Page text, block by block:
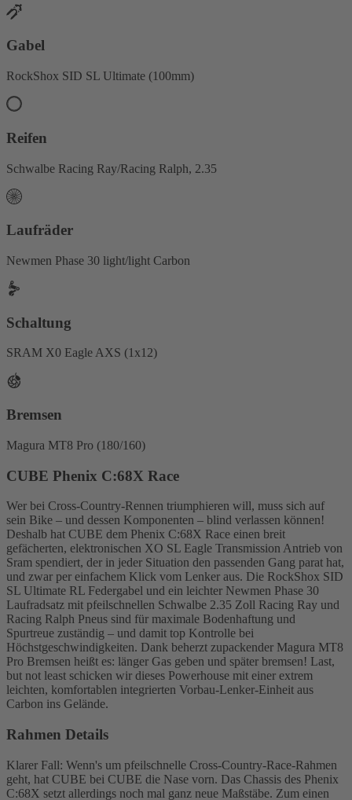
Gabel
RockShox SID SL Ultimate (100mm)
Reifen
Schwalbe Racing Ray/Racing Ralph, 2.35
Laufräder
Newmen Phase 30 light/light Carbon
Schaltung
SRAM X0 Eagle AXS (1x12)
Bremsen
Magura MT8 Pro (180/160)
CUBE Phenix C:68X Race
Wer bei Cross-Country-Rennen triumphieren will, muss sich auf
sein Bike – und dessen Komponenten – blind verlassen können!
Deshalb hat CUBE dem Phenix C:68X Race einen breit
gefächerten, elektronischen XO SL Eagle Transmission Antrieb von
Sram spendiert, der in jeder Situation den passenden Gang parat hat,
und zwar per einfachem Klick vom Lenker aus. Die RockShox SID
SL Ultimate RL Federgabel und ein leichter Newmen Phase 30
Laufradsatz mit pfeilschnellen Schwalbe 2.35 Zoll Racing Ray und
Racing Ralph Pneus sind für maximale Bodenhaftung und
Spurtreue zuständig – und damit top Kontrolle bei
Höchstgeschwindigkeiten. Dank beherzt zupackender Magura MT8
Pro Bremsen heißt es: länger Gas geben und später bremsen! Last,
but not least schicken wir dieses Powerhouse mit einer extrem
leichten, komfortablen integrierten Vorbau-Lenker-Einheit aus
Carbon ins Gelände.
Rahmen Details
Klarer Fall: Wenn's um pfeilschnelle Cross-Country-Race-Rahmen
geht, hat CUBE bei CUBE die Nase vorn. Das Chassis des Phenix
C:68X setzt allerdings noch mal ganz neue Maßstäbe. Zum einen